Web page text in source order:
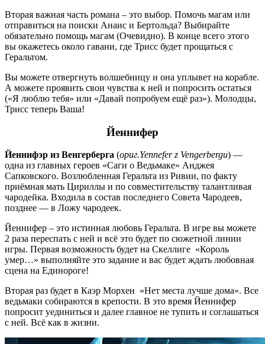
Вторая важная часть романа – это выбор. Помочь магам или
отправиться на поиски Анаис и Бертольда? Выбирайте
обязательно помощь магам (Очевидно). В конце всего этого
вы окажетесь около гавани, где Трисс будет прощаться с
Геральтом.
Вы можете отвергнуть волшебницу и она уплывет на корабле.
А можете проявить свои чувства к ней и попросить остаться
(«Я люблю тебя» или «Давай попробуем ещё раз»). Молодцы,
Трисс теперь Ваша!
Йеннифер
Йеннифэр из Венгерберга (ориг.Yennefer z Vengerbergu) —
одна из главных героев «Саги о Ведьмаке» Анджея
Сапковского. Возлюбленная Геральта из Ривии, по факту
приёмная мать Цириллы и по совместительству талантливая
чародейка. Входила в состав последнего Совета Чародеев,
позднее — в Ложу чародеек.
Йеннифер – это истинная любовь Геральта. В игре вы можете
2 раза переспать с ней и всё это будет по сюжетной линии
игры. Первая возможность будет на Скеллиге «Король
умер…» выполняйте это задание и вас будет ждать любовная
сцена на Единороге!
Вторая раз будет в Каэр Морхен «Нет места лучше дома». Все
ведьмаки собираются в крепости. В это время Йеннифер
попросит уединиться и далее главное не тупить и соглашаться
с ней. Всё как в жизни.